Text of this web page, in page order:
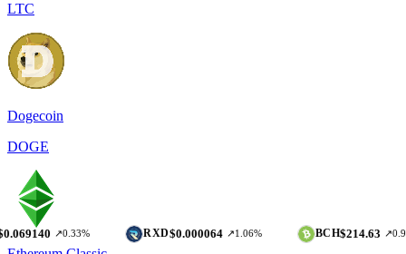
LTC
Dogecoin
DOGE
↗0.33% $0.000064 ↗1.06% $214.63 ↗0.97%